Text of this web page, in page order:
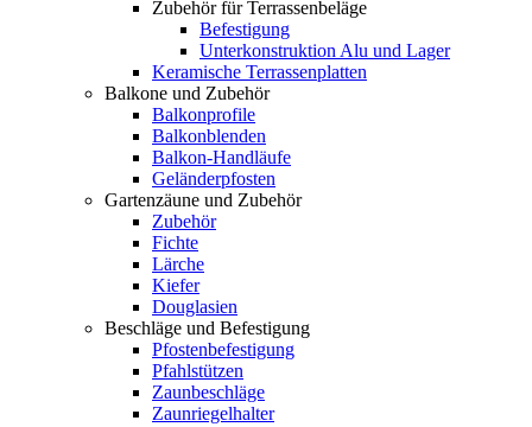
Zubehör für Terrassenbeläge
Befestigung
Unterkonstruktion Alu und Lager
Keramische Terrassenplatten
Balkone und Zubehör
Balkonprofile
Balkonblenden
Balkon-Handläufe
Geländerpfosten
Gartenzäune und Zubehör
Zubehör
Fichte
Lärche
Kiefer
Douglasien
Beschläge und Befestigung
Pfostenbefestigung
Pfahlstützen
Zaunbeschläge
Zaunriegelhalter